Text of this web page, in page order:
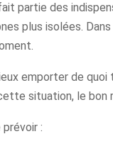
partie des
plus isolées.
emporter de
situation, le bon
: